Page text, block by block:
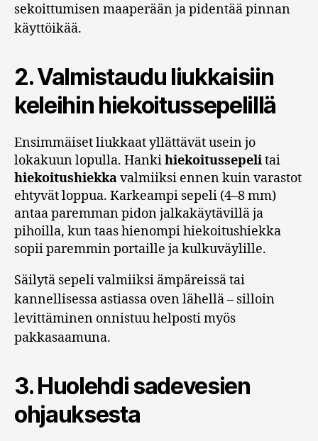
sekoittumisen maaperään ja pidentää pinnan
käyttöikää.
2. Valmistaudu liukkaisiin
keleihin hiekoitussepelillä
Ensimmäiset liukkaat yllättävät usein jo
lokakuun lopulla. Hankihiekoitussepelitai
hiekoitushiekkavalmiiksi ennen kuin varastot
ehtyvät loppua. Karkeampi sepeli (4–8 mm)
antaa paremman pidon jalkakäytävillä ja
pihoilla, kun taas hienompi hiekoitushiekka
sopii paremmin portaille ja kulkuväylille.
Säilytä sepeli valmiiksi ämpäreissä tai
kannellisessa astiassa oven lähellä – silloin
levittäminen onnistuu helposti myös
pakkasaamuna.
3. Huolehdi sadevesien
ohjauksesta